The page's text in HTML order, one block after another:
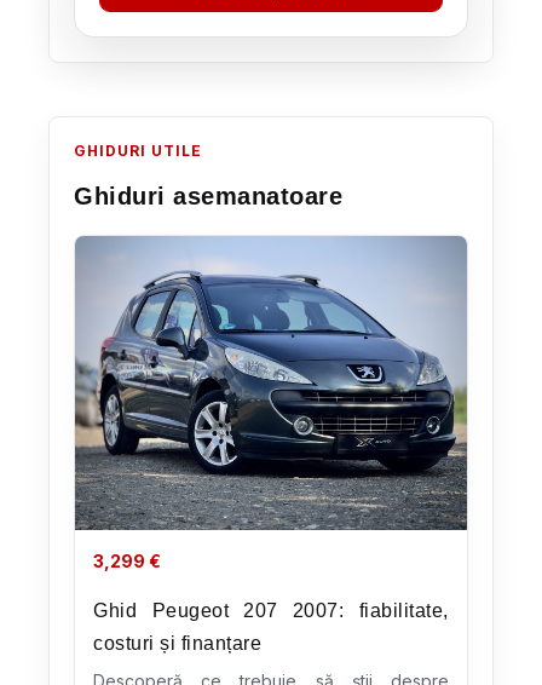
GHIDURI UTILE
Ghiduri asemanatoare
3,299€
Ghid Peugeot 207 2007: fiabilitate,
costuri și finanțare
Descoperă ce trebuie să știi despre